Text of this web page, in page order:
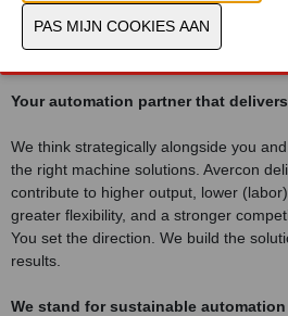
and concept to manufacturing,
aftercare. One partner, one point of
Avercon is your one-stop shop, fully
Your automation partner that
We think strategically alongside you
the right machine solutions. Avercon
contribute to higher output, lower
greater flexibility, and a stronger
You set the direction. We build the
results.
We stand for sustainable